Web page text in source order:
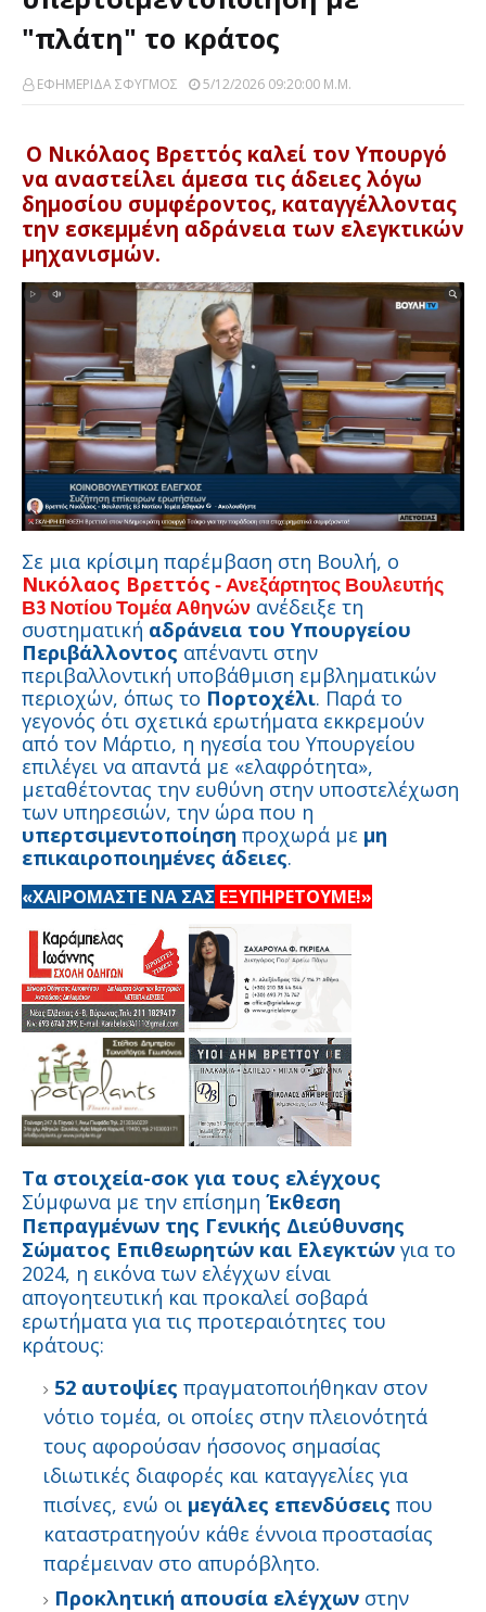
"πλάτη" το κράτος
ΕΦΗΜΕΡΙΔΑ ΣΦΥΓΜΟΣ 5/12/2026 09:20:00 Μ.μ.
Ο Νικόλαος Βρεττός καλεί τον Υπουργό
να αναστείλει άμεσα τις άδειες λόγω
δημοσίου συμφέροντος, καταγγέλλοντας
την εσκεμμένη αδράνεια των ελεγκτικών
μηχανισμών.
Σε μια κρίσιμη παρέμβαση στη Βουλή, ο
Νικόλαος Βρεττός - Ανεξάρτητος Βουλευτής
Β3 Νοτίου Τομέα Αθηνών ανέδειξε τη
συστηματική αδράνεια του Υπουργείου
Περιβάλλοντος απέναντι στην
περιβαλλοντική υποβάθμιση εμβληματικών
περιοχών, όπως το Πορτοχέλι. Παρά το
γεγονός ότι σχετικά ερωτήματα εκκρεμούν
από τον Μάρτιο, η ηγεσία του Υπουργείου
επιλέγει να απαντά με «ελαφρότητα»,
μεταθέτοντας την ευθύνη στην υποστελέχωση
των υπηρεσιών, την ώρα που η
υπερτσιμεντοποίηση προχωρά με μη
επικαιροποιημένες άδειες.
«ΧΑΙΡΟΜΑΣΤΕ ΝΑ ΣΑΣ ΕΞΥΠΗΡΕΤΟΥΜΕ!»
Τα στοιχεία-σοκ για τους ελέγχους
Σύμφωνα με την επίσημη Έκθεση
Πεπραγμένων της Γενικής Διεύθυνσης
Σώματος Επιθεωρητών και Ελεγκτών για το
2024, η εικόνα των ελέγχων είναι
απογοητευτική και προκαλεί σοβαρά
ερωτήματα για τις προτεραιότητες του
κράτους:
52 αυτοψίες πραγματοποιήθηκαν στον
νότιο τομέα, οι οποίες στην πλειονότητά
τους αφορούσαν ήσσονος σημασίας
ιδιωτικές διαφορές και καταγγελίες για
πισίνες, ενώ οι μεγάλες επενδύσεις που
καταστρατηγούν κάθε έννοια προστασίας
παρέμειναν στο απυρόβλητο.
Προκλητική απουσία ελέγχων στην